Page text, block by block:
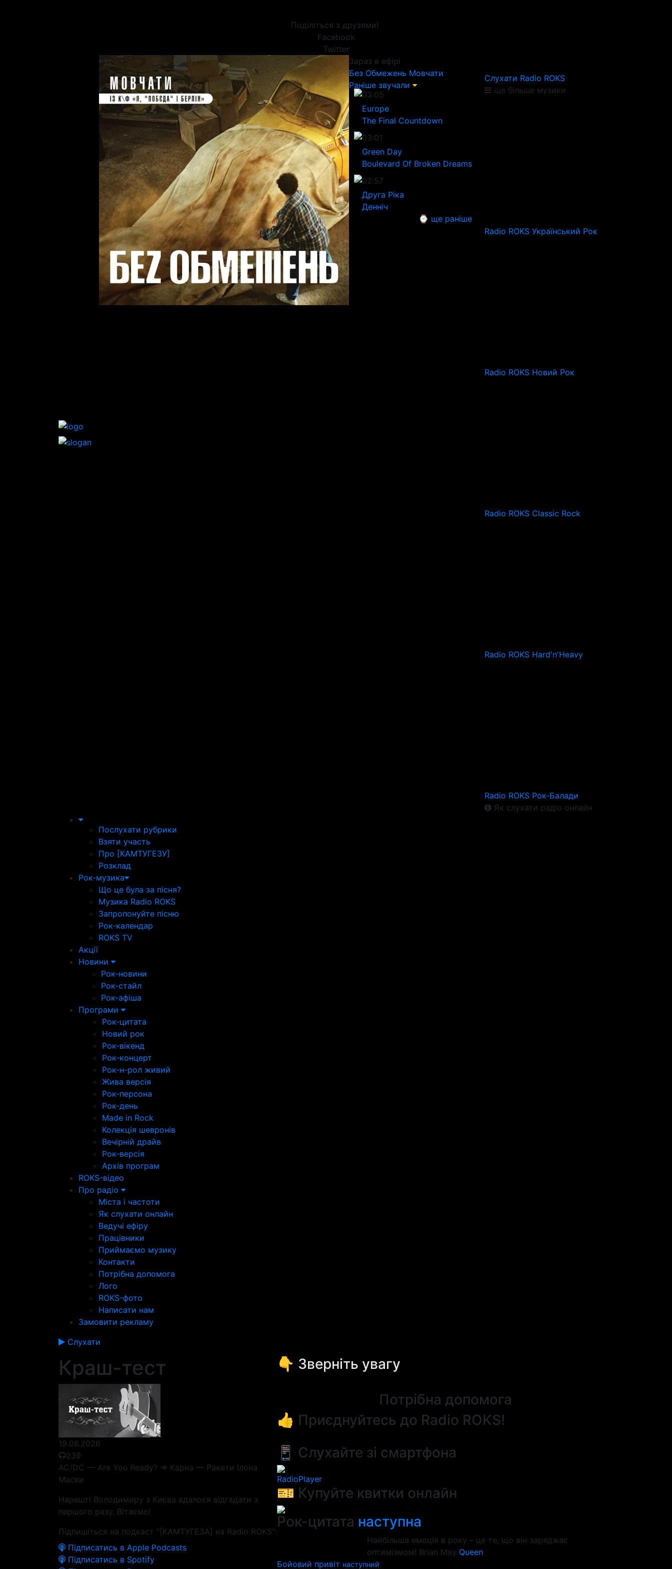
Поділіться з друзями!
Facebook
Twitter
Зараз в ефірі
Без Обмежень Мовчати
Раніше звучали
03:05
Europe
The Final Countdown
03:01
Green Day
Boulevard Of Broken Dreams
02:57
Друга Ріка
Денніч
⌚ ще раніше
Слухати Radio ROKS
ще більше музики
Radio ROKS Український Рок
Radio ROKS Новий Рок
Radio ROKS Classic Rock
Radio ROKS Hard'n'Heavy
Radio ROKS Рок-Балади
Як слухати радіо онлайн
Послухати рубрики
Взяти участь
Про [КАМТУГЕЗУ]
Розклад
Рок-музика
Що це була за пісня?
Музика Radio ROKS
Запропонуйте пісню
Рок-календар
ROKS TV
Акції
Новини
Рок-новини
Рок-стайл
Рок-афіша
Програми
Рок-цитата
Новий рок
Рок-вікенд
Рок-концерт
Рок-н-рол живий
Жива версія
Рок-персона
Рок-день
Made in Rock
Колекція шевронів
Вечірній драйв
Рок-версія
Архів програм
ROKS-відео
Про радіо
Міста і частоти
Як слухати онлайн
Ведучі ефіру
Працівники
Приймаємо музику
Контакти
Потрібна допомога
Лого
ROKS-фото
Написати нам
Замовити рекламу
Слухати
Краш-тест
19.06.2026
239
AC/DC — Are You Ready? => Карна — Ракети Ілона
Маски
Нарешті Володимиру з Києва вдалося відгадати з
першого разу. Вітаємо!
Підпишіться на подкаст "[КАМТУГЕЗА] на Radio ROKS":
Підписатись в Apple Podcasts
Підписатись в Spotify
👇 Зверніть увагу
Потрібна допомога
👍 Приєднуйтесь до Radio ROKS!
📱 Слухайте зі смартфона
RadioPlayer
🎫 Купуйте квитки онлайн
Рок-цитата наступна
Найбільша емоція в року – це те, що він заряджає
оптимізмом! Brian May Queen
Бойовий привіт наступний